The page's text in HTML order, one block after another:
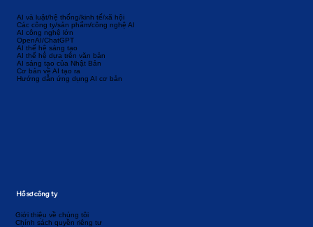
AI và luật/hệ thống/kinh tế/xã hội
Các công ty/sản phẩm/công nghệ AI
AI công nghệ lớn
OpenAI/ChatGPT
AI thế hệ sáng tạo
AI thế hệ dựa trên văn bản
AI sáng tạo của Nhật Bản
Cơ bản về AI tạo ra
Hướng dẫn ứng dụng AI cơ bản
Giới thiệu về chúng tôi
Chính sách quyền riêng tư
Hồ sơ công ty